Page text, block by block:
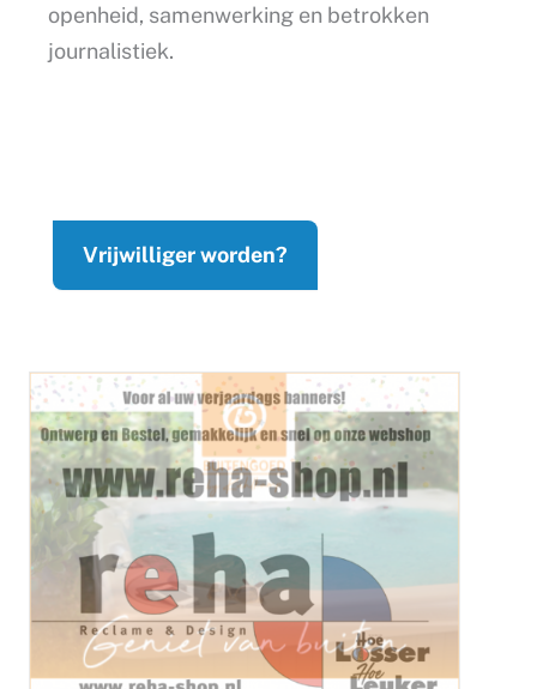
openheid, samenwerking en betrokken
journalistiek.
Vrijwilliger worden?